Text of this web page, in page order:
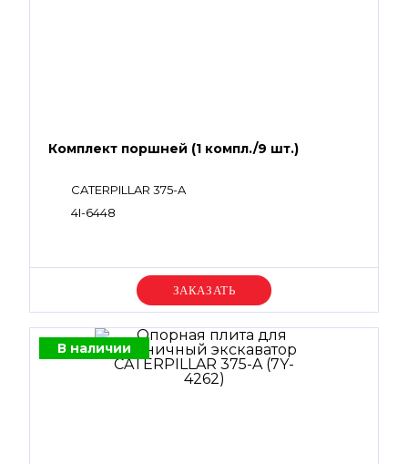
Комплект поршней (1 компл./9 шт.)
CATERPILLAR 375-A
4I-6448
Уточняйте цену
В наличии